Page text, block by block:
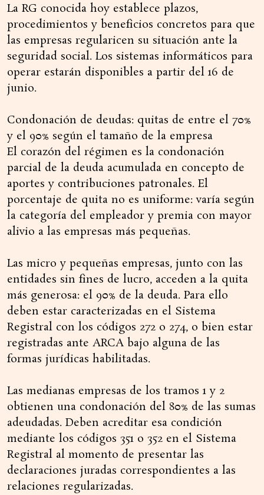
La RG conocida hoy establece plazos,
procedimientos y beneficios concretos para que
las empresas regularicen su situación ante la
seguridad social. Los sistemas informáticos para
operar estarán disponibles a partir del 16 de
junio.
Condonación de deudas: quitas de entre el 70%
y el 90% según el tamaño de la empresa
El corazón del régimen es la condonación
parcial de la deuda acumulada en concepto de
aportes y contribuciones patronales. El
porcentaje de quita no es uniforme: varía según
la categoría del empleador y premia con mayor
alivio a las empresas más pequeñas.
Las micro y pequeñas empresas, junto con las
entidades sin fines de lucro, acceden a la quita
más generosa: el 90% de la deuda. Para ello
deben estar caracterizadas en el Sistema
Registral con los códigos 272 o 274, o bien estar
registradas ante ARCA bajo alguna de las
formas jurídicas habilitadas.
Las medianas empresas de los tramos 1 y 2
obtienen una condonación del 80% de las sumas
adeudadas. Deben acreditar esa condición
mediante los códigos 351 o 352 en el Sistema
Registral al momento de presentar las
declaraciones juradas correspondientes a las
relaciones regularizadas.